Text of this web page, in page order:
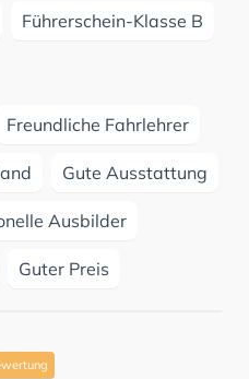
Führerschein-Klasse B
Freundliche Fahrlehrer
Gute Ausstattung
Ausbilder
Guter Preis